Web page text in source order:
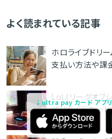
↓ultra pay カード アプ
よく読まれている記事
ホロライブドリー
支払い方法や課
LoL(リーグオブ
プリペイドカー